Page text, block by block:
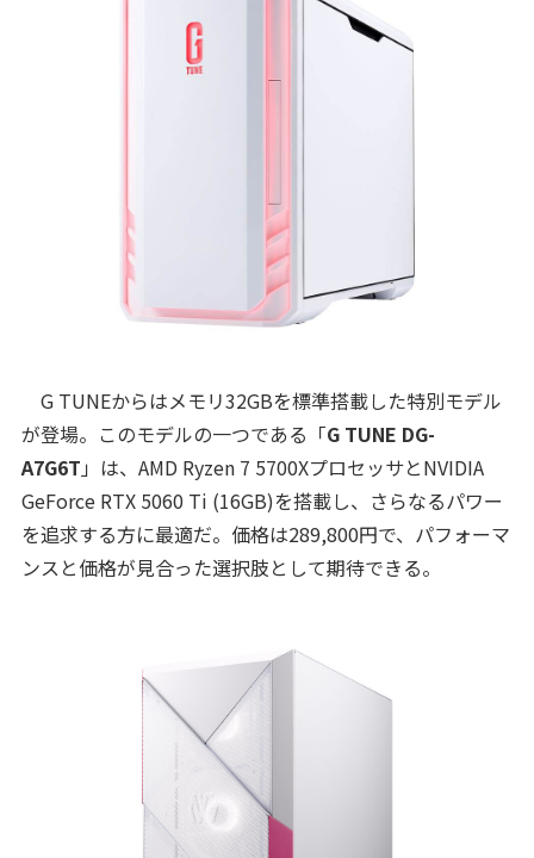
G TUNEからはメモリ32GBを標準搭載した特別モデル
が登場。このモデルの一つである「G TUNE DG-
A7G6T 」は、AMD Ryzen 7 5700XプロセッサとNVIDIA
GeForce RTX 5060 Ti (16GB)を搭載し、さらなるパワー
を追求する方に最適だ。価格は289,800円で、パフォーマ
ンスと価格が見合った選択肢として期待できる。